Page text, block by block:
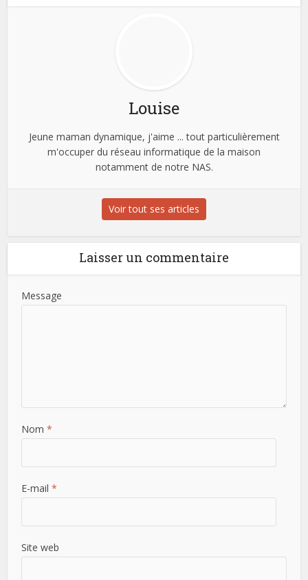
Louise
Jeune maman dynamique, j'aime ... tout particulièrement
m'occuper du réseau informatique de la maison
notamment de notre NAS.
Voir tout ses articles
Laisser un commentaire
Message
Nom*
E-mail*
Site web